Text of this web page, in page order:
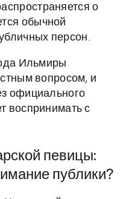
о
обычной
персон.
Ильмиры
вопросом, и
официального
воспринимать с
певицы:
публики?